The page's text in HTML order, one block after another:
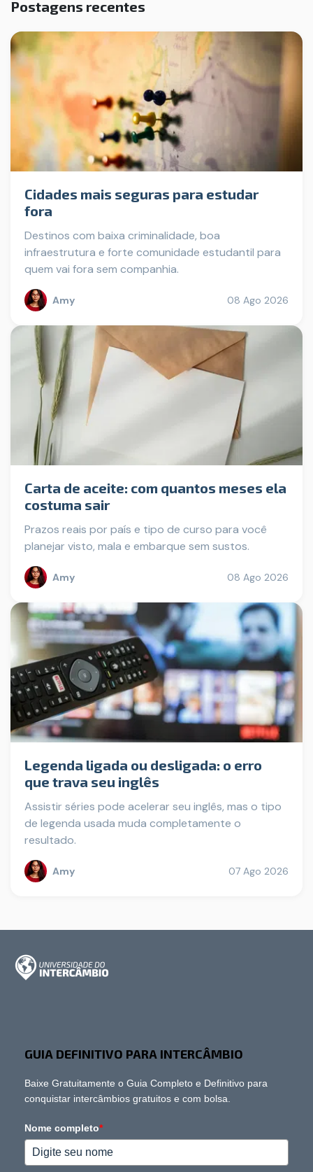
Postagens recentes
Cidades mais seguras para estudar
fora
Destinos com baixa criminalidade, boa
infraestrutura e forte comunidade estudantil para
quem vai fora sem companhia.
Amy 08 Ago 2026
Carta de aceite: com quantos meses ela
costuma sair
Prazos reais por país e tipo de curso para você
planejar visto, mala e embarque sem sustos.
Amy 08 Ago 2026
Legenda ligada ou desligada: o erro
que trava seu inglês
Assistir séries pode acelerar seu inglês, mas o tipo
de legenda usada muda completamente o
resultado.
Amy 07 Ago 2026
GUIA DEFINITIVO PARA INTERCÂMBIO
Baixe Gratuitamente o Guia Completo e Definitivo para
conquistar intercâmbios gratuitos e com bolsa.
Nome completo*